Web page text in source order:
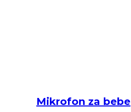
Mikrofon za bebe